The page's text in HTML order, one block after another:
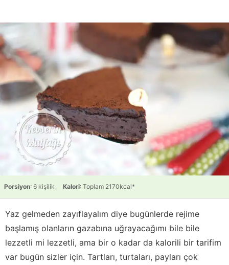
Porsiyon: 6 kişilik Kalori: Toplam 2170kcal*
Yaz gelmeden zayıflayalım diye bugünlerde rejime
başlamış olanların gazabına uğrayacağımı bile bile
lezzetli mi lezzetli, ama bir o kadar da kalorili bir tarifim
var bugün sizler için. Tartları, turtaları, payları çok